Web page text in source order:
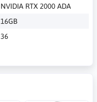
NVIDIA RTX 2000 ADA
16GB
36